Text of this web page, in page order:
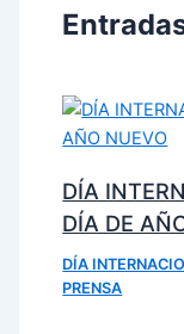
DÍA
DÍA DE
DÍA
PRENSA